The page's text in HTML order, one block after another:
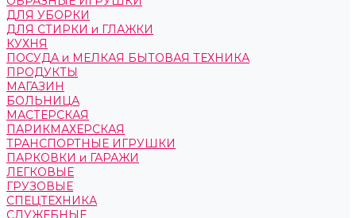
ДЛЯ УБОРКИ
ДЛЯ СТИРКИ и ГЛАЖКИ
КУХНЯ
ПОСУДА и МЕЛКАЯ БЫТОВАЯ ТЕХНИКА
ПРОДУКТЫ
МАГАЗИН
БОЛЬНИЦА
МАСТЕРСКАЯ
ПАРИКМАХЕРСКАЯ
ТРАНСПОРТНЫЕ ИГРУШКИ
ПАРКОВКИ и ГАРАЖИ
ЛЕГКОВЫЕ
ГРУЗОВЫЕ
СПЕЦТЕХНИКА
СЛУЖЕБНЫЕ